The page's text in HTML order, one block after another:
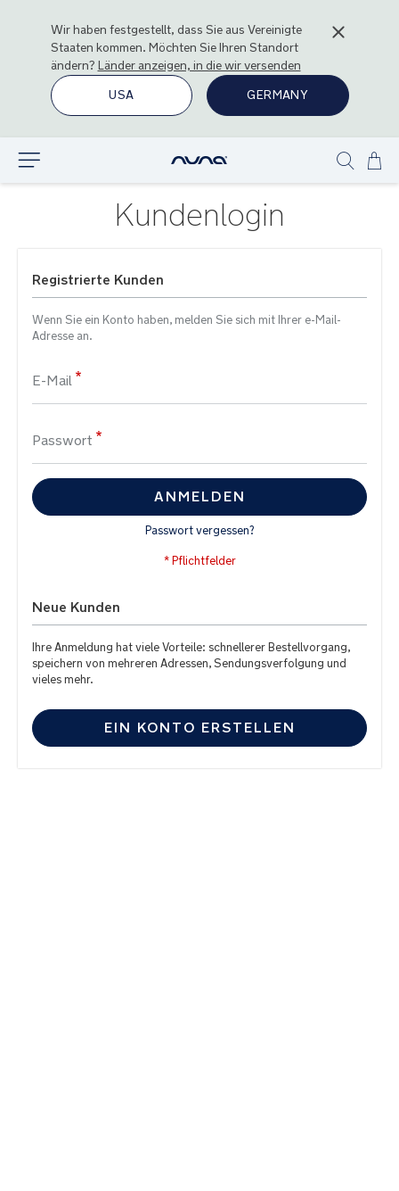
Wir haben festgestellt, dass Sie aus Vereinigte
Staaten kommen. Möchten Sie Ihren Standort
ändern? Länder anzeigen, in die wir versenden
USA
GERMANY
Kundenlogin
Registrierte Kunden
Wenn Sie ein Konto haben, melden Sie sich mit Ihrer e-Mail-
Adresse an.
E-Mail
Passwort
ANMELDEN
Passwort vergessen?
Neue Kunden
Ihre Anmeldung hat viele Vorteile: schnellerer Bestellvorgang,
speichern von mehreren Adressen, Sendungsverfolgung und
vieles mehr.
EIN KONTO ERSTELLEN